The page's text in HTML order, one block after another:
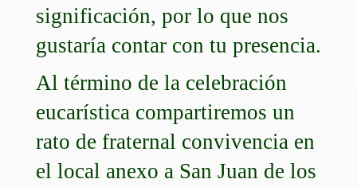
significación, por lo que nos
gustaría contar con tu presencia.
Al término de la celebración
eucarística compartiremos un
rato de fraternal convivencia en
el local anexo a San Juan de los